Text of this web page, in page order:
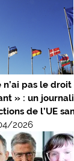
n’ai pas le
» : un
de l’UE
2026